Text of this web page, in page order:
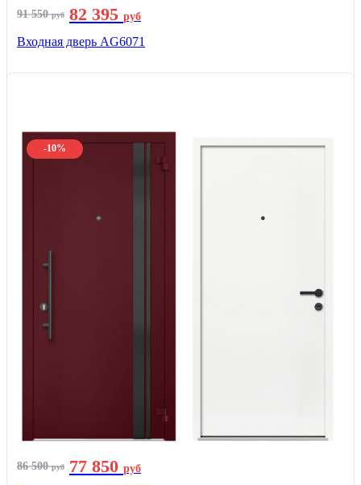
91 550руб 82 395 руб
Входная дверь AG6071
-10%
86 500руб 77 850 руб